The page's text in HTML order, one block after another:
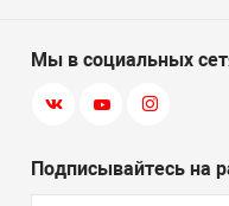
Мы в социальных
Подписывайтесь на